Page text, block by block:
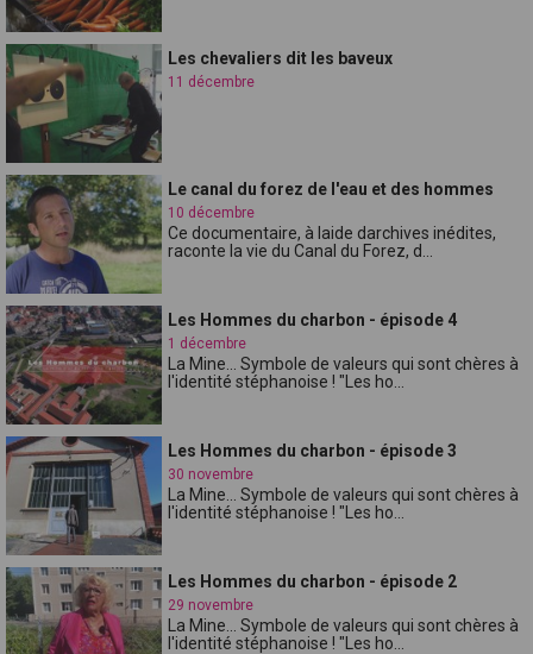
Les chevaliers dit les baveux
11 décembre
Le canal du forez de l'eau et des hommes
10 décembre
Ce documentaire, à laide darchives inédites,
raconte la vie du Canal du Forez, d...
Les Hommes du charbon - épisode 4
1 décembre
La Mine... Symbole de valeurs qui sont chères à
l'identité stéphanoise ! "Les ho...
Les Hommes du charbon - épisode 3
30 novembre
La Mine... Symbole de valeurs qui sont chères à
l'identité stéphanoise ! "Les ho...
Les Hommes du charbon - épisode 2
29 novembre
La Mine... Symbole de valeurs qui sont chères à
l'identité stéphanoise ! "Les ho...